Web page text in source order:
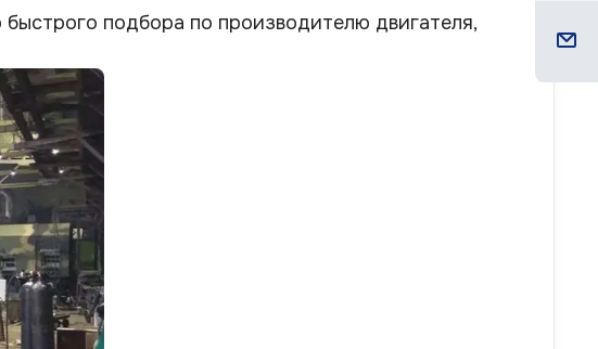
подбора по производителю двигателя,